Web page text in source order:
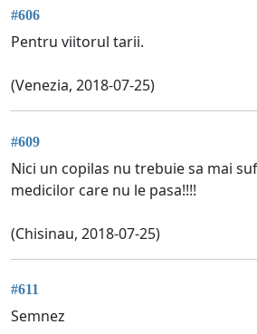
#606
Pentru viitorul tarii.
(Venezia, 2018-07-25)
#609
Nici un copilas nu trebuie sa mai
medicilor care nu le pasa!!!!
(Chisinau, 2018-07-25)
#611
Semnez